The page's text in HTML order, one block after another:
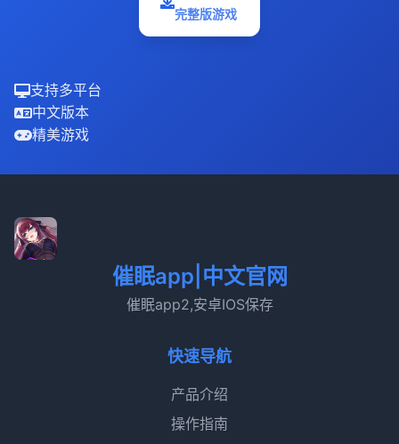
完整版游戏
支持多平台
中文版本
精美游戏
催眠app|中文官网
催眠app2,安卓IOS保存
快速导航
产品介绍
操作指南